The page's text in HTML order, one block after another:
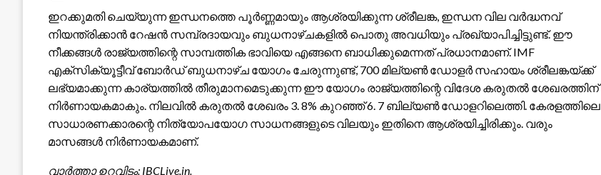
ഇറക്കുമതി ചെയ്യുന്ന ഇന്ധനത്തെ പൂർണ്ണമായും ആശ്രയിക്കുന്ന ശ്രീലങ്ക, ഇന്ധന വില വർദ്ധനവ്
നിയന്ത്രിക്കാൻ റേഷൻ സമ്പ്രദായവും ബുധനാഴ്ചകളിൽ പൊതു അവധിയും പ്രഖ്യാപിച്ചിട്ടുണ്ട്. ഈ
നീക്കങ്ങൾ രാജ്യത്തിന്റെ സാമ്പത്തിക ഭാവിയെ എങ്ങനെ ബാധിക്കുമെന്നത് പ്രധാനമാണ്. IMF
എക്സിക്യൂട്ടീവ് ബോർഡ് ബുധനാഴ്ച യോഗം ചേരുന്നുണ്ട്, 700 മില്യൺ ഡോളർ സഹായം ശ്രീലങ്കയ്ക്ക്
ലഭ്യമാക്കുന്ന കാര്യത്തിൽ തീരുമാനമെടുക്കുന്ന ഈ യോഗം രാജ്യത്തിന്റെ വിദേശ കരുതൽ ശേഖരത്തിന്
നിർണായകമാകും. നിലവിൽ കരുതൽ ശേഖരം 3. 8% കുറഞ്ഞ് 6. 7 ബില്യൺ ഡോളറിലെത്തി. കേരളത്തിലെ
സാധാരണക്കാരന്റെ നിത്യോപയോഗ സാധനങ്ങളുടെ വിലയും ഇതിനെ ആശ്രയിച്ചിരിക്കും. വരും
മാസങ്ങൾ നിർണായകമാണ്.
വാർത്താ ഉറവിടം: IBCLive.in.